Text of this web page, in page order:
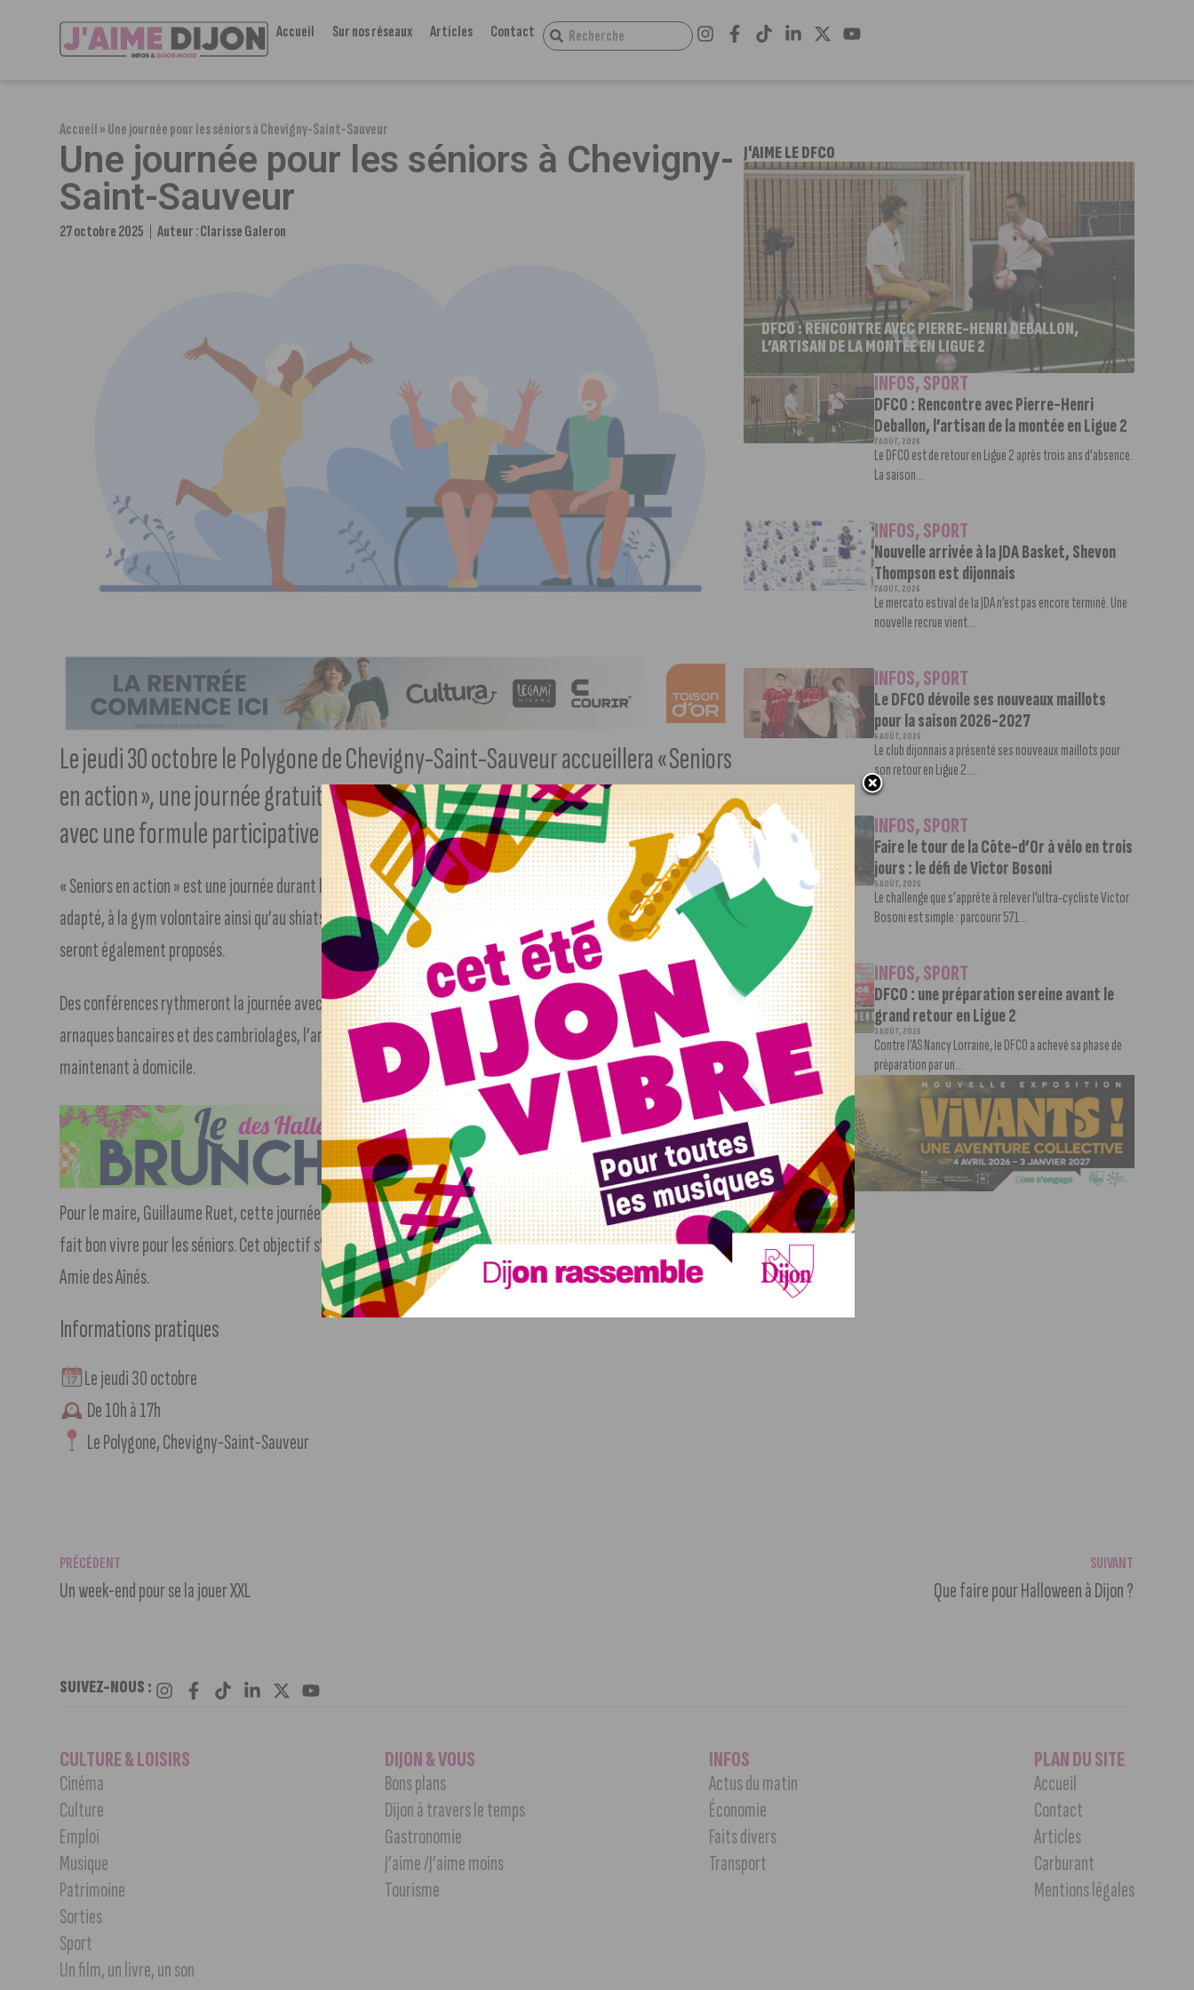
Accueil Sur nos réseaux Articles Contact
Accueil»Une journée pour les séniors à Chevigny-Saint-Sauveur
Une journée pour les séniors à Chevigny-
Saint-Sauveur
27 octobre 2025 Auteur :Clarisse Galeron
Le jeudi 30 octobre le Polygone de Chevigny-Saint-Sauveur accueillera « Seniors
en action », une journée gratuite et conviviale entièrement dédiée aux séniors
avec une formule participative et interactive.
« Seniors en action » est une journée durant laquelle les participants pourront s’initier au sport-santé, au karaté
adapté, à la gym volontaire ainsi qu’au shiatsu. Des ateliers créatifs comme la peinture l’art floral ou la carterie
seront également proposés.
Des conférences rythmeront la journée avec la présentation des services de la médiathèque, la prévention des
arnaques bancaires et des cambriolages, l’anticipation de la succession et des conseils pour vieillir tout en se
maintenant à domicile.
Pour le maire, Guillaume Ruet, cette journée illustre l’engagement de la commune à faire de Chevigny une ville où il
fait bon vivre pour les séniors. Cet objectif s’inscrit dans la volonté de labellisation de Chevigny comme une Ville
Amie des Aînés.
Informations pratiques
Le jeudi 30 octobre
De 10h à 17h
Le Polygone, Chevigny-Saint-Sauveur
J'AIME LE DFCO
DFCO : RENCONTRE AVEC PIERRE-HENRI DEBALLON,
L’ARTISAN DE LA MONTÉE EN LIGUE 2
INFOS,SPORT
DFCO : Rencontre avec Pierre-Henri
Deballon, l’artisan de la montée en Ligue 2
7 AOÛT, 2026
Le DFCO est de retour en Ligue 2 après trois ans d’absence.
La saison...
INFOS,SPORT
Nouvelle arrivée à la JDA Basket, Shevon
Thompson est dijonnais
7 AOÛT, 2026
Le mercato estival de la JDA n’est pas encore terminé. Une
nouvelle recrue vient...
INFOS,SPORT
Le DFCO dévoile ses nouveaux maillots
pour la saison 2026-2027
6 AOÛT, 2026
Le club dijonnais a présenté ses nouveaux maillots pour
son retour en Ligue 2....
INFOS,SPORT
Faire le tour de la Côte-d’Or à vélo en trois
jours : le défi de Victor Bosoni
5 AOÛT, 2026
Le challenge que s’apprête à relever l’ultra-cycliste Victor
Bosoni est simple : parcourir 571...
INFOS,SPORT
DFCO : une préparation sereine avant le
grand retour en Ligue 2
3 AOÛT, 2026
Contre l’AS Nancy Lorraine, le DFCO a achevé sa phase de
préparation par un...
PRÉCÉDENT
Un week-end pour se la jouer XXL
SUIVANT
Que faire pour Halloween à Dijon ?
SUIVEZ-NOUS :
CULTURE & LOISIRS
Cinéma
Culture
Emploi
Musique
Patrimoine
Sorties
Sport
Un film, un livre, un son
DIJON & VOUS
Bons plans
Dijon à travers le temps
Gastronomie
J’aime /J’aime moins
Tourisme
INFOS
Actus du matin
Économie
Faits divers
Transport
PLAN DU SITE
Accueil
Contact
Articles
Carburant
Mentions légales